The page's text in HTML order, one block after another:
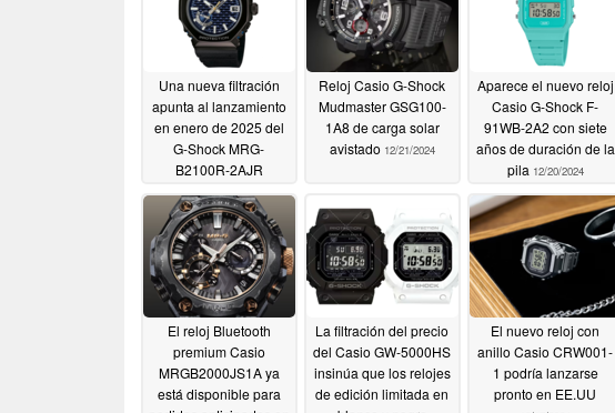
Una nueva filtración
apunta al lanzamiento
en enero de 2025 del
G-Shock MRG-
B2100R-2AJR
correa de caucho
12/30/2024
Reloj Casio G-Shock
Mudmaster GSG100-
1A8 de carga solar
avistado 12/21/2024
Aparece el nuevo reloj
Casio G-Shock F-
91WB-2A2 con siete
años de duración de la
pila 12/20/2024
El reloj Bluetooth
premium Casio
MRGB2000JS1A ya
está disponible para
La filtración del precio
del Casio GW-5000HS
insinúa que los relojes
de edición limitada en
El nuevo reloj con
anillo Casio CRW001-
1 podría lanzarse
pronto en EE.UU